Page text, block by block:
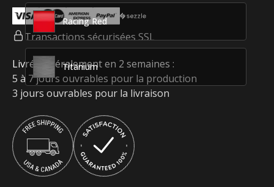
Racing Red
Titanium
Transactions sécurisées SSL
Livré généralement en 2 semaines :
5 à 7 jours ouvrables pour la production
3 jours ouvrables pour la livraison